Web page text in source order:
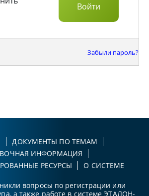
Забыли пароль?
ДОКУМЕНТЫ ПО ТЕМАМ
ИНФОРМАЦИЯ
РЕСУРСЫ
О СИСТЕМЕ
вопросы по регистрации или
а также работе в системе ЭТАЛОН-